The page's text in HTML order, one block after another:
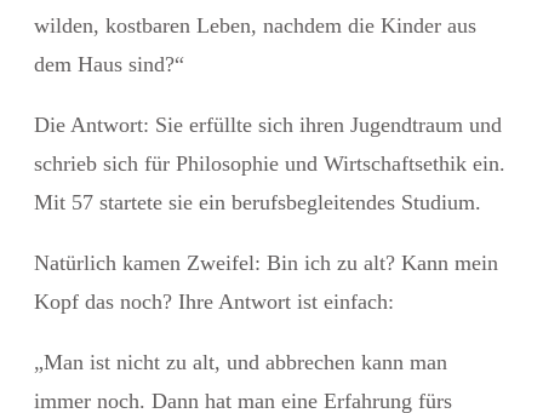
wilden, kostbaren Leben, nachdem die Kinder aus
dem Haus sind?“
Die Antwort: Sie erfüllte sich ihren Jugendtraum und
schrieb sich für Philosophie und Wirtschaftsethik ein.
Mit 57 startete sie ein berufsbegleitendes Studium.
Natürlich kamen Zweifel: Bin ich zu alt? Kann mein
Kopf das noch? Ihre Antwort ist einfach:
„Man ist nicht zu alt, und abbrechen kann man
immer noch. Dann hat man eine Erfahrung fürs